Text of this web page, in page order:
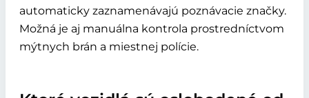
automaticky zaznamenávajú poznávacie značky.
Možná je aj manuálna kontrola prostredníctvom
mýtnych brán a miestnej polície.